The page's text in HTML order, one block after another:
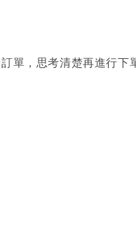
單，思考清楚再進行下